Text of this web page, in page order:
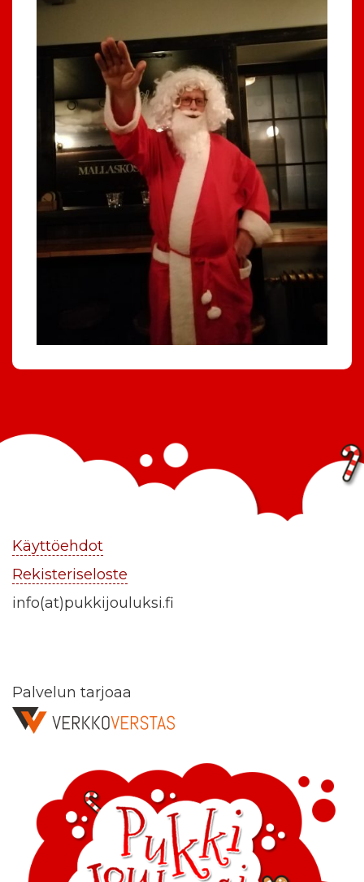
Käyttöehdot
Rekisteriseloste
info(at)pukkijouluksi.fi
Palvelun tarjoaa